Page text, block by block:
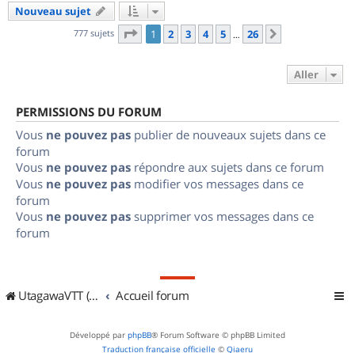
Nouveau sujet
777 sujets Page 1sur
1 2 3 4 5 … 26
Aller
PERMISSIONS DU FORUM
Vous ne pouvez pas publier de nouveaux sujets dans ce
forum
Vous ne pouvez pas répondre aux sujets dans ce forum
Vous ne pouvez pas modifier vos messages dans ce
forum
Vous ne pouvez pas supprimer vos messages dans ce
forum
UtagawaVTT (Randos VTT et VTTAE avec traces GPS) Accueil forum
Développé par phpBB® Forum Software © phpBB Limited
Traduction française officielle © Qiaeru